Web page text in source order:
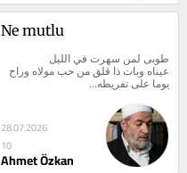
Ne mutlu
يوما على تفريطه...
28.07.2026
10
Ahmet Özkan